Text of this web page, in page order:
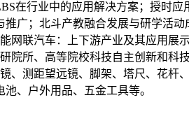
在行业中的应用解决方案；授时
广；北斗产教融合发展与研学活动
网联汽车：上下游产业及其应用展示
院所、高等院校科技自主创新和科
、测距望远镜、脚架、塔尺、花杆
、户外用品、五金工具等。